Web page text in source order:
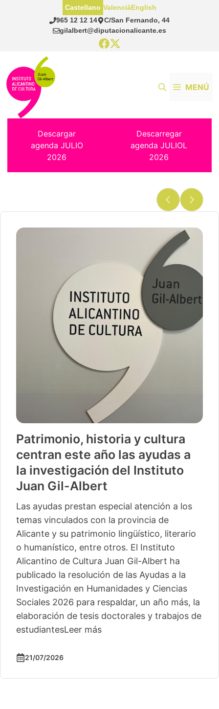
965 12 12 14
C/San Fernando, 44
gilalbert@diputacionalicante.es
Castellano ValenciàEnglish
MENÚ
Descargar
agenda JULIO
2026
Descarregar
agenda JULIOL
2026
Patrimonio, historia y cultura
centran este año las ayudas a
la investigación del Instituto
Juan Gil-Albert
Las ayudas prestan especial atención a los
temas vinculados con la provincia de
Alicante y su patrimonio lingüístico, literario
o humanístico, entre otros. El Instituto
Alicantino de Cultura Juan Gil-Albert ha
publicado la resolución de las Ayudas a la
Investigación en Humanidades y Ciencias
Sociales 2026 para respaldar, un año más, la
elaboración de tesis doctorales y trabajos de
estudiantesLeer más
21/07/2026